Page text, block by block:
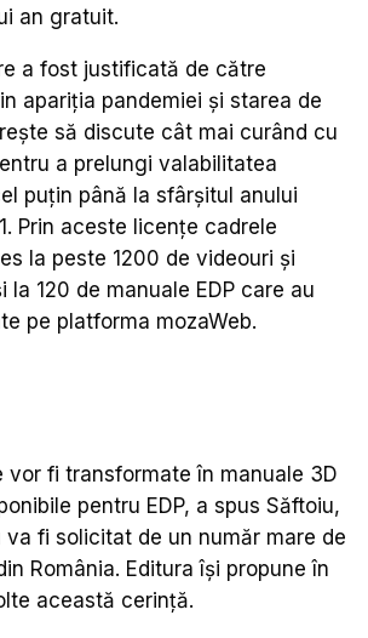
an gratuit.
a fost justificată de către
apariția pandemiei și starea de
să discute cât mai curând cu
a prelungi valabilitatea
puțin până la sfârșitul anului
Prin aceste licențe cadrele
la peste 1200 de videouri și
la 120 de manuale EDP care au
pe platforma mozaWeb.
vor fi transformate în manuale 3D
pentru EDP, a spus Săftoiu,
fi solicitat de un număr mare de
România. Editura își propune în
această cerință.